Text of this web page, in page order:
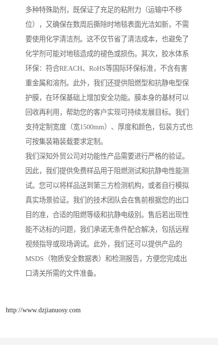
多种特殊助剂，既保证了充足的粘附力（运输中不移
位），又确保在数周后撕除时地毯表面光洁如新，不需
要使用化学清洁剂。这不仅节省了清洁成本，也避免了
化学剂可能对地毯造成的褪色或损伤。其次，胶水体系
环保：符合REACH、RoHS等国际环保标准，不含有害
重金属和溶剂。此外，我们还提供阻燃型和抗静电型保
护膜，在环保基础上增加安全功能。膜本身的基材可以
回收再利用，帮助您的客户实现可持续发展目标。我们
支持定制宽度（宽1500mm）、厚度和颜色，包装方式也
可按集装箱装载要求定制。
我们深知外贸公司对功能性产品需要进行严格的验证。
因此，我们提供免费样品用于阻燃测试和抗静电性能测
试。您可以将样品送到第三方检测机构，或者自行模拟
真实场景验证。我们的技术团队会在售前根据您的出口
目的准，合适的阻燃等级和抗静电级别。售后若出现性
能不达标的问题，我们承诺无条件配合解决，包括远程
视频指导或现场调试。此外，我们还可以提供产品的
MSDS（物质安全数据表）和检测报告，方便您完成出
口清关所需的文件准备。
http://www.dzjianuosy.com